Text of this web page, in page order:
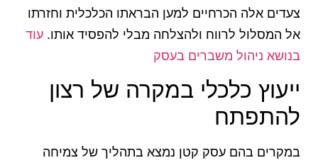
צעדים אלה הכרחיים למען הבראתו הכלכלית וחזרתו
אל המסלול לרווח ולהצלחה מבלי להפסיד אותו. עוד
בנושא ניהול משברים בעסק
ייעוץ כלכלי במקרה של רצון
להתפתח
במקרים בהם עסק קטן נמצא בתהליך של צמיחה